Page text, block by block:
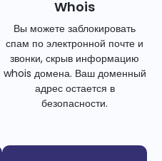
Whois
Вы можете заблокировать
спам по электронной почте и
звонки, скрыв информацию
whois домена. Ваш доменный
адрес остается в
безопасности.